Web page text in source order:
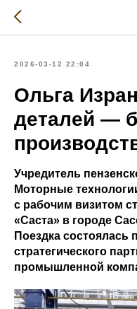
2026-03-12 22:04
Ольга
деталей —
Учредитель
Моторные
с рабочим визитом
«Саста» в городе
Поездка состоялась
стратегического
промышленной